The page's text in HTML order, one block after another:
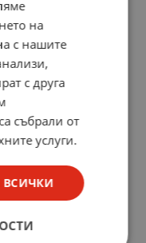
на
с нашите
с друга
събрали от
услуги.
ВСИЧКИ